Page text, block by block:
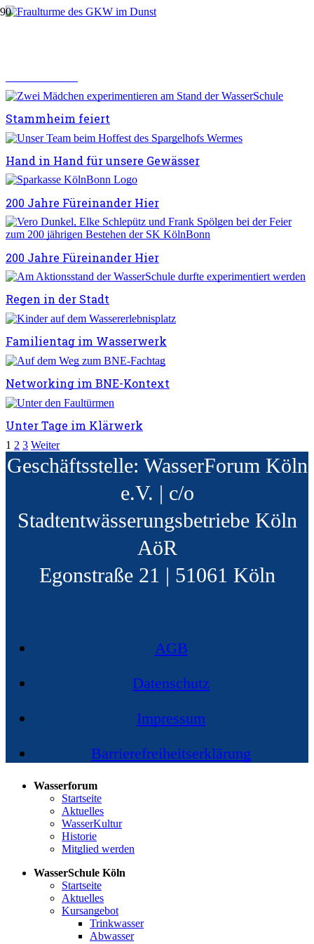
Stammheim feiert
Hand in Hand für unsere Gewässer
200 Jahre Füreinander Hier
200 Jahre Füreinander Hier
Regen in der Stadt
Familientag im Wasserwerk
Networking im BNE-Kontext
Unter Tage im Klärwerk
1 2 3 Weiter
Geschäftsstelle: WasserForum Köln
e.V. | c/o
Stadtentwässerungsbetriebe Köln
AöR
Egonstraße 21 | 51061 Köln
AGB
Datenschutz
Impressum
Barrierefreiheitserklärung
Wasserforum
Startseite
Aktuelles
WasserKultur
Historie
Mitglied werden
WasserSchule Köln
Startseite
Aktuelles
Kursangebot
Trinkwasser
Abwasser